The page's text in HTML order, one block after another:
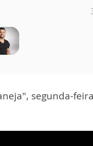
segunda-